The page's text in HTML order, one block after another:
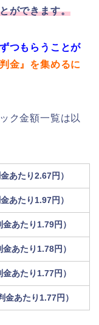
ができます。
つもらうことが
判金』を集めるに
ク金額一覧は以
あたり2.67円）
あたり1.97円）
あたり1.79円）
あたり1.78円）
あたり1.77円）
金あたり1.77円）